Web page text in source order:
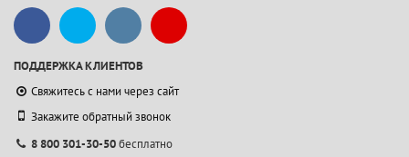
ПОДДЕРЖКА КЛИЕНТОВ
Свяжитесь с нами через сайт
Закажите обратный звонок
8 800 301-30-50бесплатно